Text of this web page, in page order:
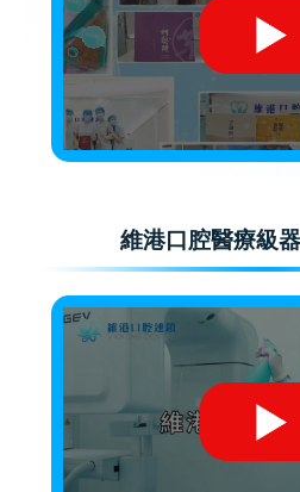
維港口腔醫療級